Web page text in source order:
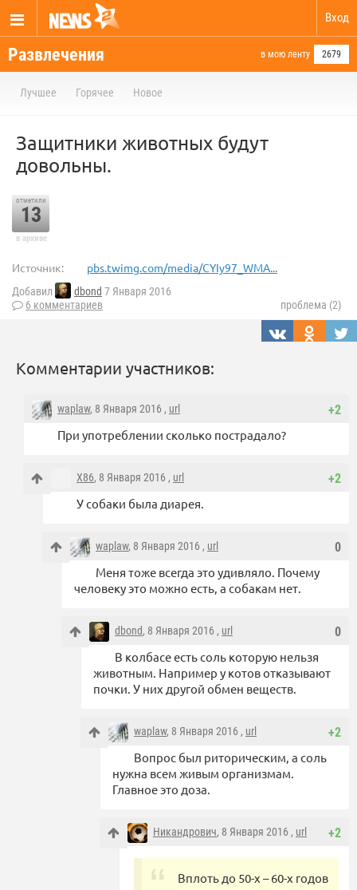
Вход
Развлечения в мою ленту 2679
Лучшее Горячее Новое
Защитники животных будут
довольны.
отметили
13
в архиве
Источник: pbs.twimg.com/media/CYIy97_WMA...
Добавил dbond 7 Января 2016
6 комментариев
проблема (2)
Комментарии участников:
+2
waplaw, 8 Января 2016 , url
При употреблении сколько пострадало?
+2
X86, 8 Января 2016 , url
У собаки была диарея.
0
waplaw, 8 Января 2016 , url
Меня тоже всегда это удивляло. Почему
человеку это можно есть, а собакам нет.
0
dbond, 8 Января 2016 , url
В колбасе есть соль которую нельзя
животным. Например у котов отказывают
почки. У них другой обмен веществ.
+2
waplaw, 8 Января 2016 , url
Вопрос был риторическим, а соль
нужна всем живым организмам.
Главное это доза.
+2
Никандрович, 8 Января 2016 , url
Вплоть до 50-х – 60-х годов